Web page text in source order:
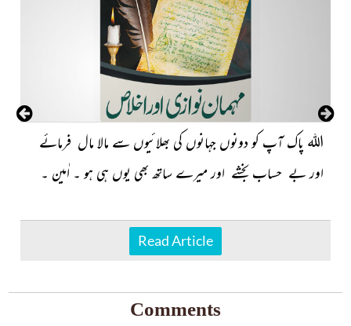
اللہ پاک آپ کو دونوں جہانوں کی بھلائیوں سے مالا مال فرمائے
اور بے حساب بخشے اور میرے ساتھ بھی یوں ہی ہو ۔ اٰمین ۔
Read Article
Comments